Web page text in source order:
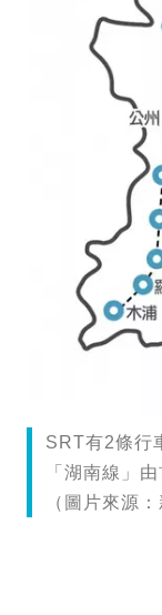
SRT有2條行
「湖南線」
（圖片來源